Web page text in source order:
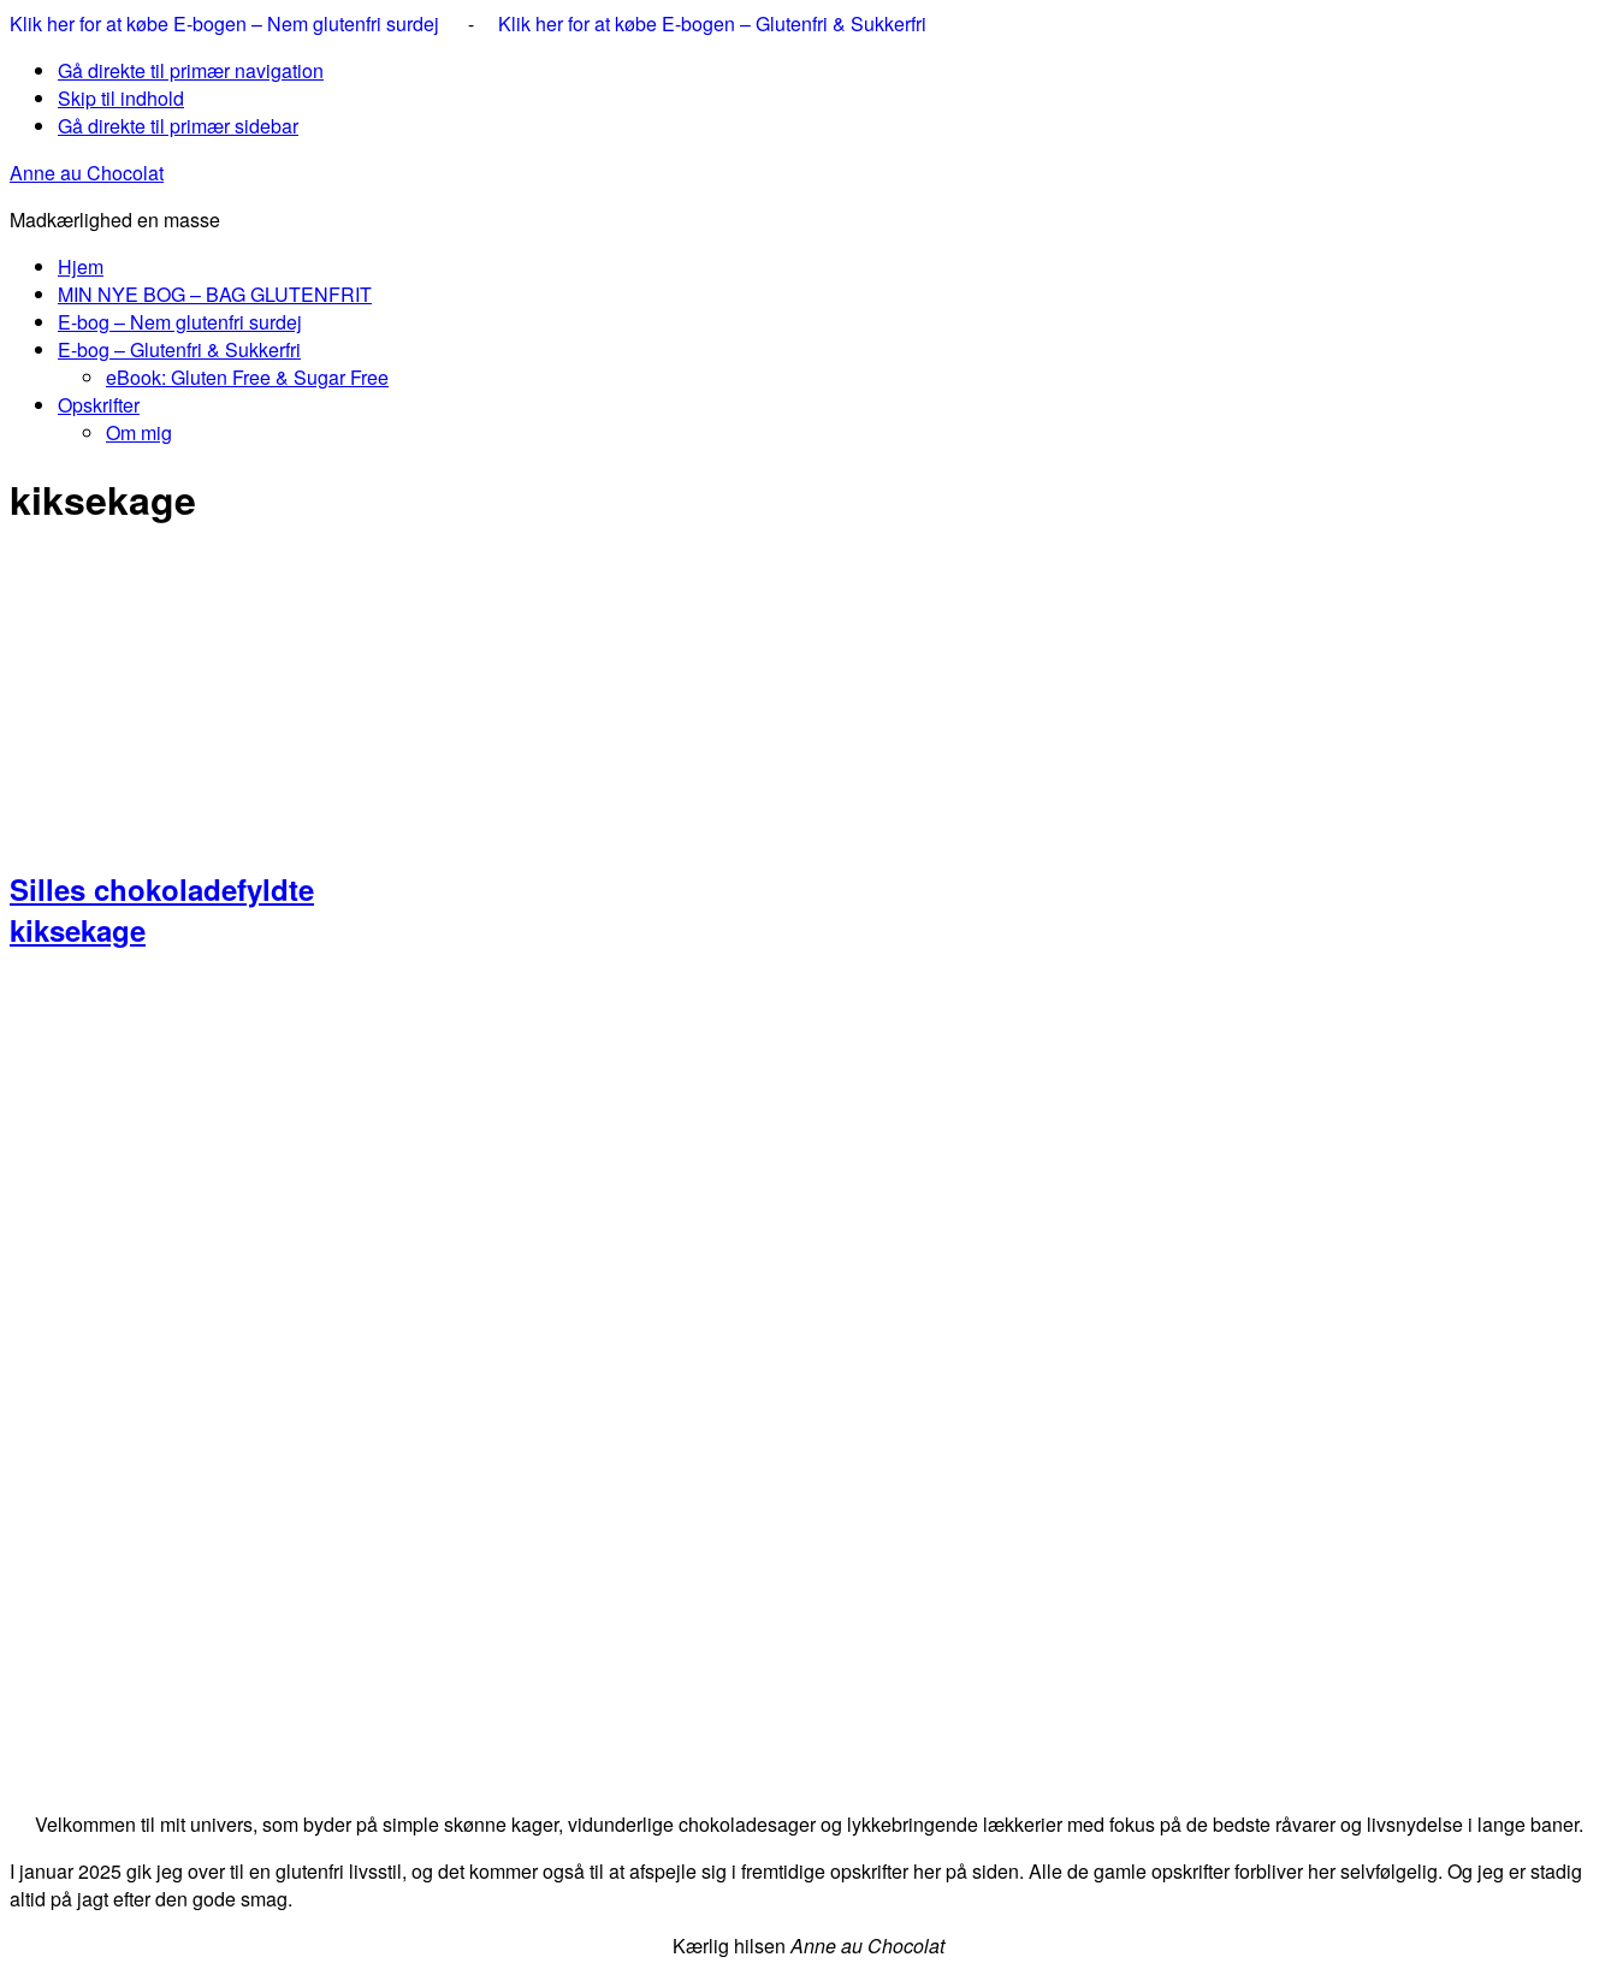
Klik her for at købe E-bogen – Nem glutenfri surdej - Klik her for at købe E-bogen – Glutenfri & Sukkerfri
Gå direkte til primær navigation
Skip til indhold
Gå direkte til primær sidebar
Anne au Chocolat
Madkærlighed en masse
Hjem
MIN NYE BOG – BAG GLUTENFRIT
E-bog – Nem glutenfri surdej
E-bog – Glutenfri & Sukkerfri
eBook: Gluten Free & Sugar Free
Opskrifter
Om mig
kiksekage
Silles chokoladefyldte
kiksekage
Velkommen til mit univers, som byder på simple skønne kager, vidunderlige chokoladesager og lykkebringende lækkerier med fokus på de bedste råvarer og livsnydelse i lange baner.
I januar 2025 gik jeg over til en glutenfri livsstil, og det kommer også til at afspejle sig i fremtidige opskrifter her på siden. Alle de gamle opskrifter forbliver her selvfølgelig. Og jeg er stadig
altid på jagt efter den gode smag.
Kærlig hilsenAnne au Chocolat